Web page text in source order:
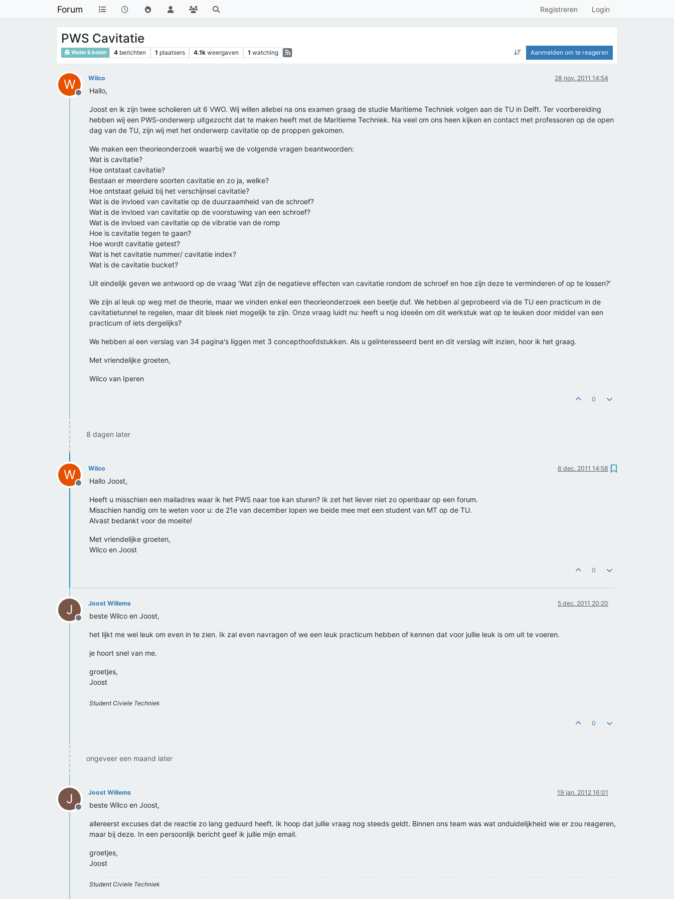
Forum Registreren Login
PWS Cavitatie
Water & boten 4 berichten 1 plaatsers 4.1k weergaven 1 watching Aanmelden om te reageren
W
Offline
Wilco 28 nov. 2011 14:54
Hallo,
Joost en ik zijn twee scholieren uit 6 VWO. Wij willen allebei na ons examen graag de studie Maritieme Techniek volgen aan de TU in Delft. Ter voorbereiding
hebben wij een PWS-onderwerp uitgezocht dat te maken heeft met de Maritieme Techniek. Na veel om ons heen kijken en contact met professoren op de open
dag van de TU, zijn wij met het onderwerp cavitatie op de proppen gekomen.
We maken een theorieonderzoek waarbij we de volgende vragen beantwoorden:
Wat is cavitatie?
Hoe ontstaat cavitatie?
Bestaan er meerdere soorten cavitatie en zo ja, welke?
Hoe ontstaat geluid bij het verschijnsel cavitatie?
Wat is de invloed van cavitatie op de duurzaamheid van de schroef?
Wat is de invloed van cavitatie op de voorstuwing van een schroef?
Wat is de invloed van cavitatie op de vibratie van de romp
Hoe is cavitatie tegen te gaan?
Hoe wordt cavitatie getest?
Wat is het cavitatie nummer/ cavitatie index?
Wat is de cavitatie bucket?
Uit eindelijk geven we antwoord op de vraag 'Wat zijn de negatieve effecten van cavitatie rondom de schroef en hoe zijn deze te verminderen of op te lossen?'
We zijn al leuk op weg met de theorie, maar we vinden enkel een theorieonderzoek een beetje duf. We hebben al geprobeerd via de TU een practicum in de
cavitatietunnel te regelen, maar dit bleek niet mogelijk te zijn. Onze vraag luidt nu: heeft u nog ideeën om dit werkstuk wat op te leuken door middel van een
practicum of iets dergelijks?
We hebben al een verslag van 34 pagina's liggen met 3 concepthoofdstukken. Als u geïnteresseerd bent en dit verslag wilt inzien, hoor ik het graag.
Met vriendelijke groeten,
Wilco van Iperen
0
8 dagen later
W
Offline
Wilco 6 dec. 2011 14:58
Hallo Joost,
Heeft u misschien een mailadres waar ik het PWS naar toe kan sturen? Ik zet het liever niet zo openbaar op een forum.
Misschien handig om te weten voor u: de 21e van december lopen we beide mee met een student van MT op de TU.
Alvast bedankt voor de moeite!
Met vriendelijke groeten,
Wilco en Joost
0
J
Offline
Joost Willems 5 dec. 2011 20:20
beste Wilco en Joost,
het lijkt me wel leuk om even in te zien. Ik zal even navragen of we een leuk practicum hebben of kennen dat voor jullie leuk is om uit te voeren.
je hoort snel van me.
groetjes,
Joost
Student Civiele Techniek
0
ongeveer een maand later
J
Offline
Joost Willems 19 jan. 2012 16:01
beste Wilco en Joost,
allereerst excuses dat de reactie zo lang geduurd heeft. Ik hoop dat jullie vraag nog steeds geldt. Binnen ons team was wat onduidelijkheid wie er zou reageren,
maar bij deze. In een persoonlijk bericht geef ik jullie mijn email.
groetjes,
Joost
Student Civiele Techniek